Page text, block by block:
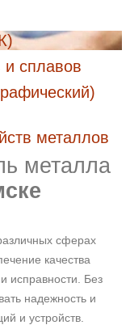
и сплавов
металлов
металла
сферах
качества
исправности. Без
надежность и
и устройств.